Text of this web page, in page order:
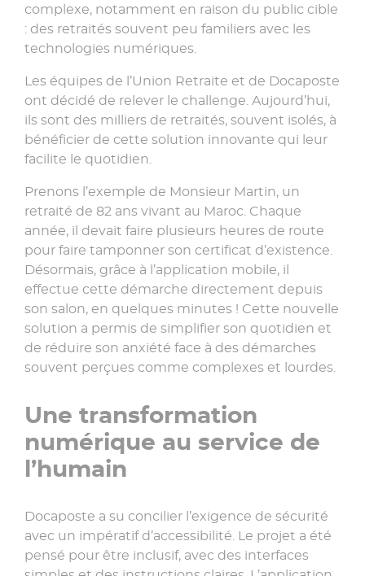
complexe, notamment en raison du public cible
: des retraités souvent peu familiers avec les
technologies numériques.
Les équipes de l’Union Retraite et de Docaposte
ont décidé de relever le challenge. Aujourd’hui,
ils sont des milliers de retraités, souvent isolés, à
bénéficier de cette solution innovante qui leur
facilite le quotidien.
Prenons l’exemple de Monsieur Martin, un
retraité de 82 ans vivant au Maroc. Chaque
année, il devait faire plusieurs heures de route
pour faire tamponner son certificat d’existence.
Désormais, grâce à l’application mobile, il
effectue cette démarche directement depuis
son salon, en quelques minutes ! Cette nouvelle
solution a permis de simplifier son quotidien et
de réduire son anxiété face à des démarches
souvent perçues comme complexes et lourdes.
Une transformation
numérique au service de
l’humain
Docaposte a su concilier l’exigence de sécurité
avec un impératif d’accessibilité. Le projet a été
pensé pour être inclusif, avec des interfaces